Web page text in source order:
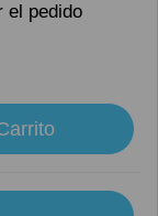
el pedido